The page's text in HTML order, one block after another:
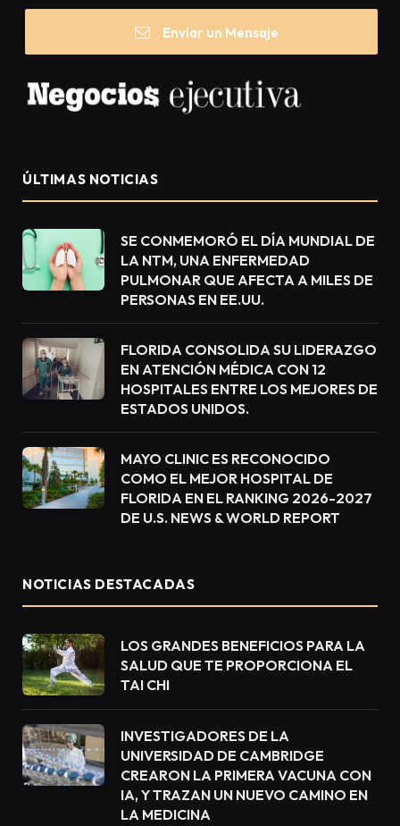
Enviar un Mensaje
ÚLTIMAS NOTICIAS
SE CONMEMORÓ EL DÍA MUNDIAL DE
LA NTM, UNA ENFERMEDAD
PULMONAR QUE AFECTA A MILES DE
PERSONAS EN EE.UU.
FLORIDA CONSOLIDA SU LIDERAZGO
EN ATENCIÓN MÉDICA CON 12
HOSPITALES ENTRE LOS MEJORES DE
ESTADOS UNIDOS.
MAYO CLINIC ES RECONOCIDO
COMO EL MEJOR HOSPITAL DE
FLORIDA EN EL RANKING 2026-2027
DE U.S. NEWS & WORLD REPORT
NOTICIAS DESTACADAS
LOS GRANDES BENEFICIOS PARA LA
SALUD QUE TE PROPORCIONA EL
TAI CHI
INVESTIGADORES DE LA
UNIVERSIDAD DE CAMBRIDGE
CREARON LA PRIMERA VACUNA CON
IA, Y TRAZAN UN NUEVO CAMINO EN
LA MEDICINA